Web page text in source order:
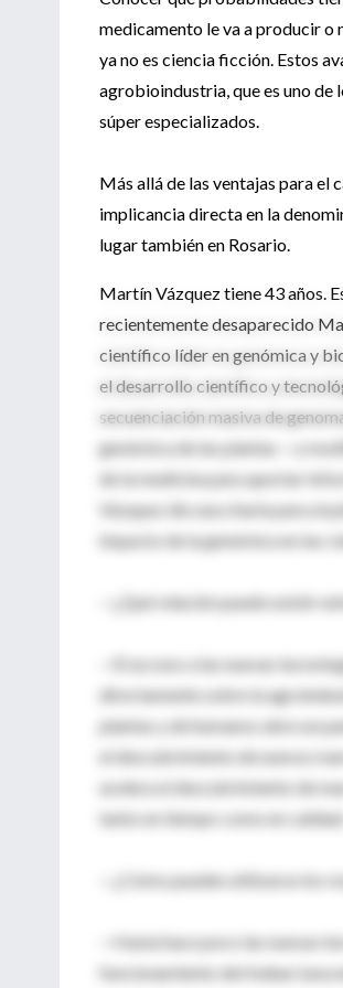
medicamento le va a producir o
ya no es ciencia ficción. Estos
agrobioindustria, que es uno de
súper especializados.
Más allá de las ventajas para el
implicancia directa en la
lugar también en Rosario.
Martín Vázquez tiene 43 años.
recientemente desaparecido
científico líder en genómica y
el desarrollo científico y
secuenciación masiva de
genómica de las plantas —y
de la medicina para aportar
Vázquez dio una charla para el
impacto de la genómica en las
—¿Qué relación puede existir
—El acceso a las nuevas
directamente sobre la
plantas y de humanos abre un
el descubrimiento de nuevos
acelera el descubrimiento de
tanto en tiempo como en calidad.
—¿Cómo pueden utilizarse los
—Hasta hace poco las nuevas
funcionamiento del Indear